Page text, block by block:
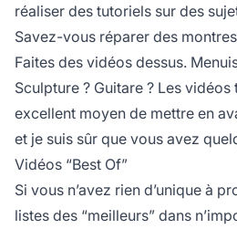
réaliser des tutoriels sur des
Savez-vous réparer des
Faites des vidéos dessus.
Sculpture ? Guitare ? Les
excellent moyen de mettre en
et je suis sûr que vous avez
Vidéos “Best Of”
Si vous n’avez rien d’unique à
listes des “meilleurs” dans